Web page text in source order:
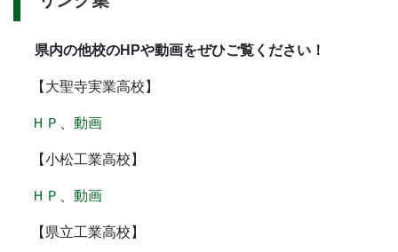
県内の他校のHPや動画をぜひご覧ください！
【大聖寺実業高校】
ＨＰ 動画
【小松工業高校】
ＨＰ 動画
【県立工業高校】